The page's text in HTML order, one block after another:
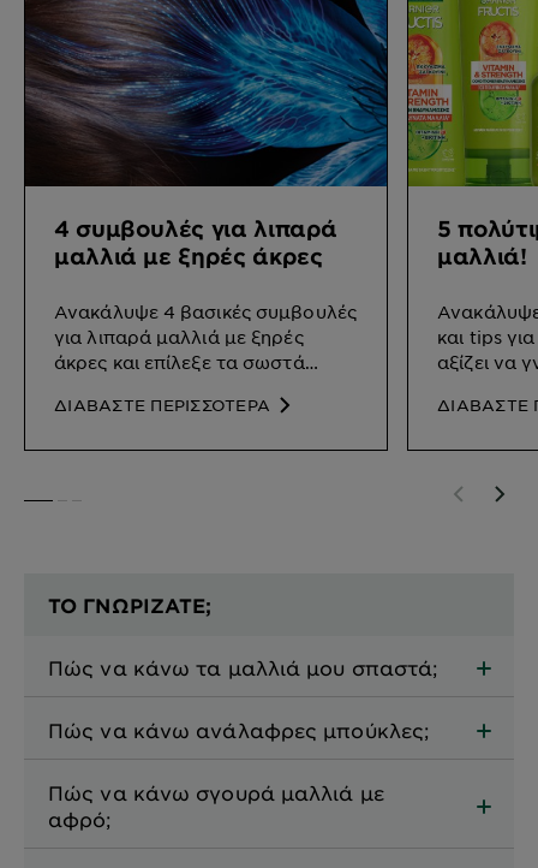
4 συμβουλές για λιπαρά
μαλλιά με ξηρές άκρες
Ανακάλυψε 4 βασικές συμβουλές
για λιπαρά μαλλιά με ξηρές
άκρες και επίλεξε τα σωστά
ΔΙΑΒΑΣΤΕ ΠΕΡΙΣΣΟΤΕΡΑ
5
μαλλιά!
και tips
αξίζει να
ΔΙΑΒΑΣΤΕ
ΤΟ ΓΝΩΡΙΖΑΤΕ;
Πώς να κάνω τα μαλλιά μου σπαστά;
Πώς να κάνω ανάλαφρες μπούκλες;
Πώς να κάνω σγουρά μαλλιά με
αφρό;